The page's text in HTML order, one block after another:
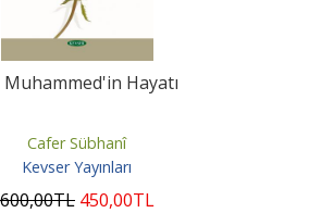
Muhammed'in Hayatı
Cafer Sübhanî
Kevser Yayınları
600,00TL 450,00TL